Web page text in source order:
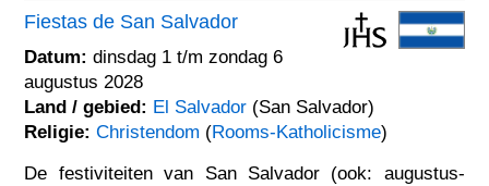
Fiestas de San Salvador
Datum: dinsdag 1 t/m zondag 6
augustus 2028
Land / gebied: El Salvador (San Salvador)
Religie: Christendom (Rooms-Katholicisme)
De festiviteiten van San Salvador (ook: augustus-